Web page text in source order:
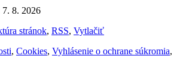
7. 8. 2026
stránok, RSS, Vytlačiť
, Cookies, Vyhlásenie o ochrane súkromia,